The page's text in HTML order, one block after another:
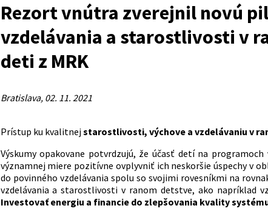
Rezort vnútra zverejnil novú
vzdelávania a starostlivosti v
deti z MRK
Bratislava, 02. 11. 2021
Prístup ku kvalitnejstarostlivosti, výchove a vzdelávaniu v
Výskumy opakovane potvrdzujú, že účasť detí na
významnej miere pozitívne ovplyvniť ich neskoršie úspechy v
do povinného vzdelávania spolu so svojimi rovesníkmi na
vzdelávania a starostlivosti v ranom detstve, ako napríklad
Investovať energiu a financie do zlepšovania kvality